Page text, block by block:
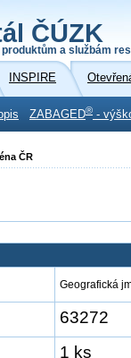
ČÚZK
a službám
INSPIRE
ZABAGED® -
ČR
Geografická
63272
1 ks